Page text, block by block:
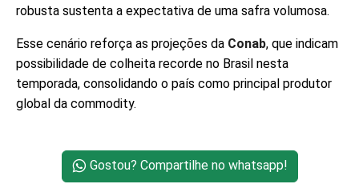
robusta sustenta a expectativa de uma safra volumosa.
Esse cenário reforça as projeções da Conab, que indicam
possibilidade de colheita recorde no Brasil nesta
temporada, consolidando o país como principal produtor
global da commodity.
Gostou? Compartilhe no whatsapp!